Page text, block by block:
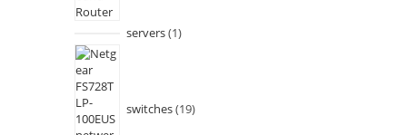
servers 1
switches 19